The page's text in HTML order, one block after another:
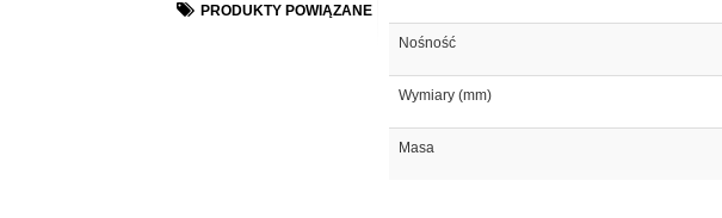
PRODUKTY POWIĄZANE
Nośność
Wymiary (mm)
Masa